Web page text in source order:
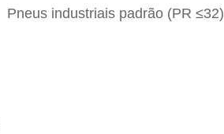
Pneus industriais padrão (PR ≤32)